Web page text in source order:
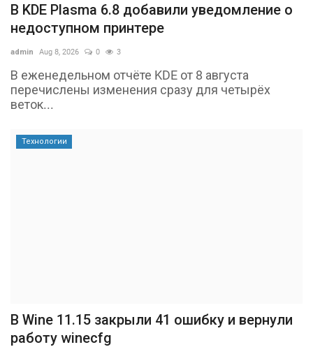
В KDE Plasma 6.8 добавили уведомление о
недоступном принтере
admin Aug 8, 2026 0 3
В еженедельном отчёте KDE от 8 августа
перечислены изменения сразу для четырёх
веток...
Технологии
В Wine 11.15 закрыли 41 ошибку и вернули
работу winecfg